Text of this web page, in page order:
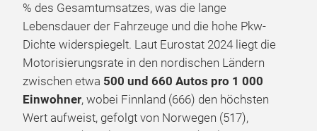
% des Gesamtumsatzes, was die lange
Lebensdauer der Fahrzeuge und die hohe Pkw-
Dichte widerspiegelt. Laut Eurostat 2024 liegt die
Motorisierungsrate in den nordischen Ländern
zwischen etwa 500 und 660 Autos pro 1 000
Einwohner, wobei Finnland (666) den höchsten
Wert aufweist, gefolgt von Norwegen (517),